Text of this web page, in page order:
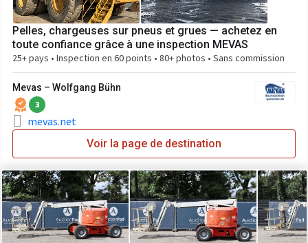
Pelles, chargeuses sur pneus et grues — achetez en
toute confiance grâce à une inspection MEVAS
25+ pays • Inspection en 60 points • 80+ photos • Sans commission
Mevas – Wolfgang Bühn
3
mevas.net
Voir la page de destination